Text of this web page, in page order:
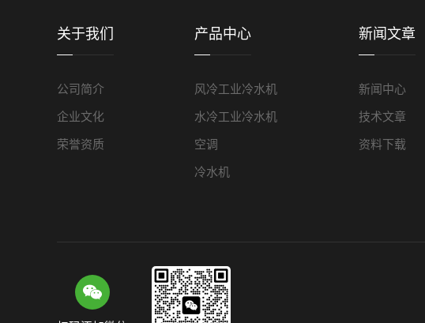
关于我们
公司简介
企业文化
荣誉资质
产品中心
风冷工业冷水机
水冷工业冷水机
空调
冷水机
新闻文章
新闻中心
技术文章
资料下载